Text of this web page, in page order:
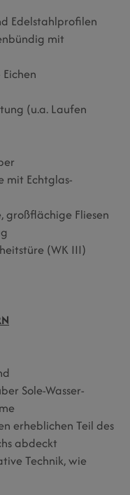
Edelstahlprofilen
mit
(u.a. Laufen
mit Echtglas-
großflächige Fliesen
(WK III)
Sole-Wasser-
erheblichen Teil des
abdeckt
Technik, wie